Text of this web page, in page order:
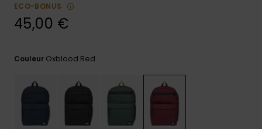
réponses
questions
les plus
fréquentes
et notre
formulaire
ECO-BONUS
45,00 €
Couleur Oxblood Red